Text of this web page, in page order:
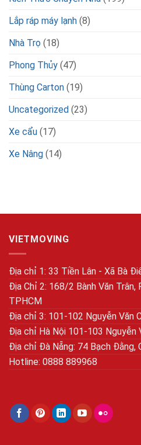
Lắp ráp máy lạnh (8)
Nhà Trọ (18)
Phong Thủy (47)
Thùng Carton (19)
Uncategorized (23)
Xe cẩu (17)
Xe Nâng (14)
VIETMOVING
Địa chỉ 1: 33 Tiền Lân - Xã Bà
Địa Chỉ 2: 168/2 Bành Văn Trân,
TPHCM
Địa chỉ 3: 101-102 Nguyễn Văn
Địa chỉ Hà Nội 101-103 Nguyễn
Địa chỉ Đà Nẵng: 74 Bạch Đằng,
Hotline: 0888 889968